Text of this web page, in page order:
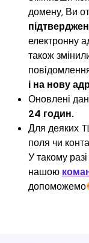
домену, Ви
електронну
також
і на нову
Оновлені
24 годин.
Для деяких
поля чи
У такому разі
нашою
допоможемо